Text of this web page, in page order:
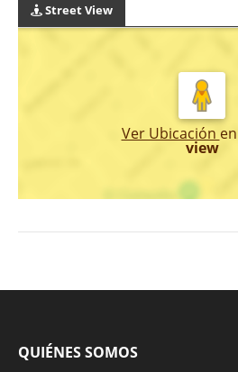
Street View
Ver Ubicación en
view
QUIÉNES SOMOS